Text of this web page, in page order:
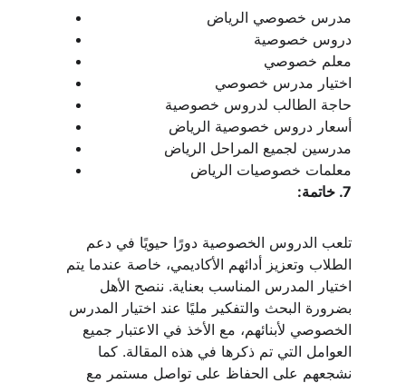
مدرس خصوصي الرياض
دروس خصوصية
معلم خصوصي
اختيار مدرس خصوصي
حاجة الطالب لدروس خصوصية
أسعار دروس خصوصية الرياض
مدرسين لجميع المراحل الرياض
معلمات خصوصيات الرياض
7. خاتمة:
تلعب الدروس الخصوصية دورًا حيويًا في دعم
الطلاب وتعزيز أدائهم الأكاديمي، خاصة عندما يتم
اختيار المدرس المناسب بعناية. ننصح الأهل
بضرورة البحث والتفكير مليًا عند اختيار المدرس
الخصوصي لأبنائهم، مع الأخذ في الاعتبار جميع
العوامل التي تم ذكرها في هذه المقالة. كما
نشجعهم على الحفاظ على تواصل مستمر مع